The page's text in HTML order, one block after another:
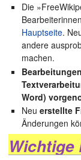
Die
Hauptseite.
andere
machen.
Word)
Neuerstellte
Änderungen
Wichtige